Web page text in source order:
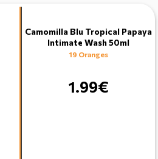
Camomilla Blu Tropical Papaya
Intimate Wash 50ml
19 Oranges
1.99€